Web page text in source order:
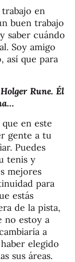
en
buen trabajo
saber cuándo
Soy amigo
así que para
Rune. Él
en este
gente a tu
Puedes
tenis y
mejores
para
estás
de la pista,
no estoy a
a
elegido
sus áreas.